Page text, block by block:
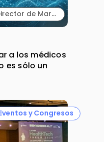
Israel Méndez. Director de Marketing Integrado. Plaud España.
a los médicos
es sólo un
y Congresos